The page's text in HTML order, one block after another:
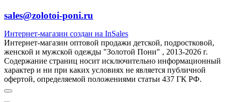
sales@zolotoi-poni.ru
Интернет-магазин создан на InSales
Интернет-магазин оптовой продажи детской, подростковой,
женской и мужской одежды "Золотой Пони" , 2013-2026 г.
Содержание страниц носит исключительно информационный
характер и ни при каких условиях не является публичной
офертой, определяемой положениями статьи 437 ГК РФ.